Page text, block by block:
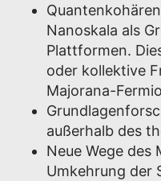
Nanoskala als
Plattformen.
oder kollektive
Majorana-
außerhalb des
Neue Wege des
Umkehrung der